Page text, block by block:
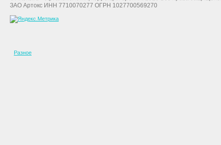
ЗАО Артокс ИНН 7710070277 ОГРН 1027700569270
Разное